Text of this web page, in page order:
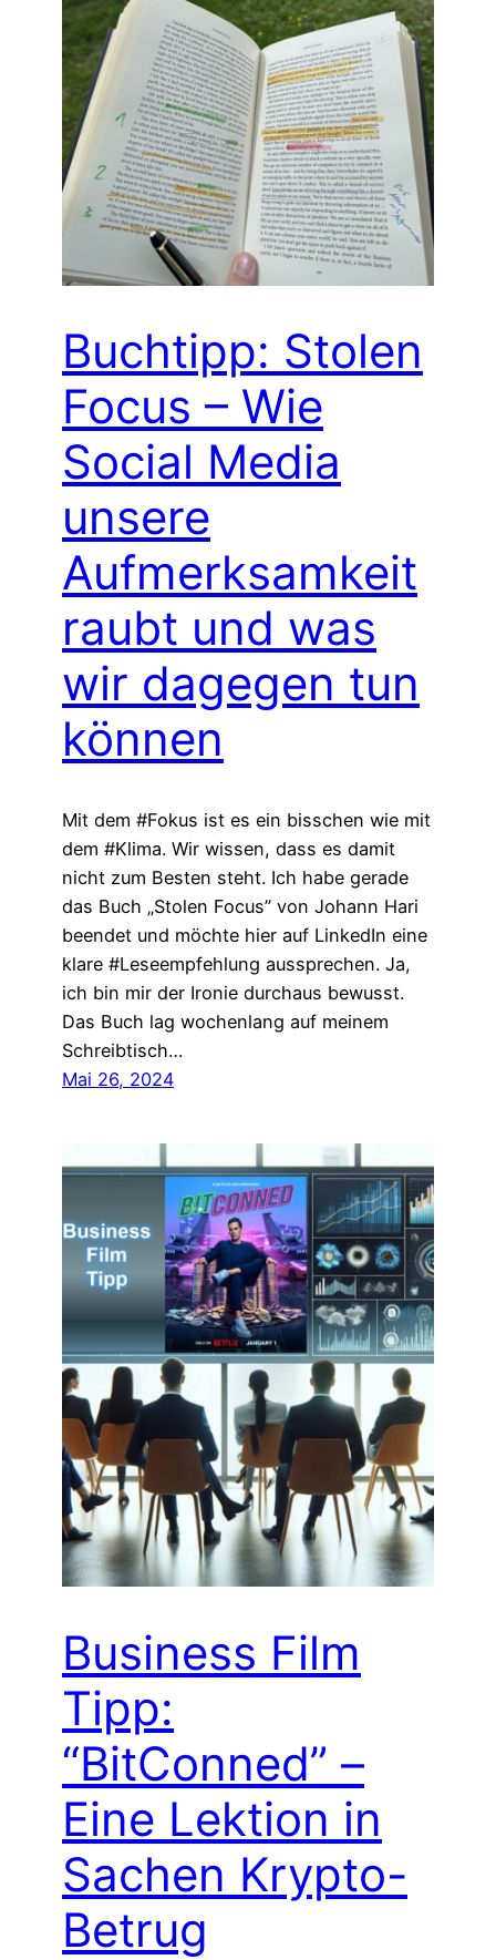
Buchtipp: Stolen
Focus – Wie
Social Media
unsere
Aufmerksamkeit
raubt und was
wir dagegen tun
können
Mit dem #Fokus ist es ein bisschen wie mit
dem #Klima. Wir wissen, dass es damit
nicht zum Besten steht. Ich habe gerade
das Buch „Stolen Focus” von Johann Hari
beendet und möchte hier auf LinkedIn eine
klare #Leseempfehlung aussprechen. Ja,
ich bin mir der Ironie durchaus bewusst.
Das Buch lag wochenlang auf meinem
Schreibtisch…
Mai 26, 2024
Business Film
Tipp:
“BitConned” –
Eine Lektion in
Sachen Krypto-
Betrug